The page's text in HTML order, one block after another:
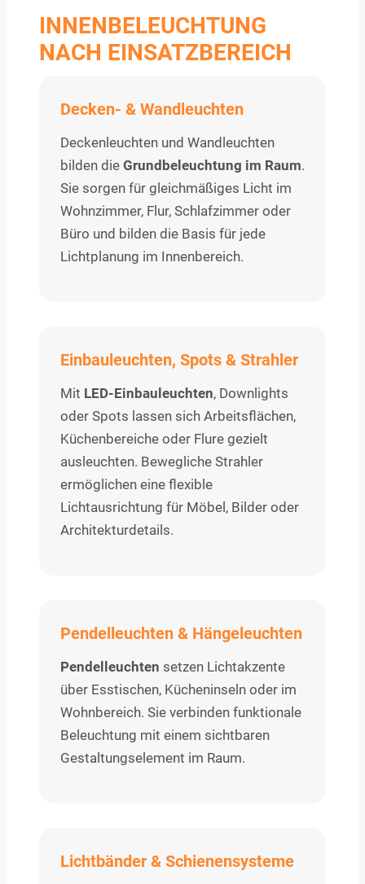
INNENBELEUCHTUNG
NACH EINSATZBEREICH
Decken- & Wandleuchten
Deckenleuchten und Wandleuchten
bilden die Grundbeleuchtung im Raum.
Sie sorgen für gleichmäßiges Licht im
Wohnzimmer, Flur, Schlafzimmer oder
Büro und bilden die Basis für jede
Lichtplanung im Innenbereich.
Einbauleuchten, Spots & Strahler
Mit LED-Einbauleuchten, Downlights
oder Spots lassen sich Arbeitsflächen,
Küchenbereiche oder Flure gezielt
ausleuchten. Bewegliche Strahler
ermöglichen eine flexible
Lichtausrichtung für Möbel, Bilder oder
Architekturdetails.
Pendelleuchten & Hängeleuchten
Pendelleuchten setzen Lichtakzente
über Esstischen, Kücheninseln oder im
Wohnbereich. Sie verbinden funktionale
Beleuchtung mit einem sichtbaren
Gestaltungselement im Raum.
Lichtbänder & Schienensysteme